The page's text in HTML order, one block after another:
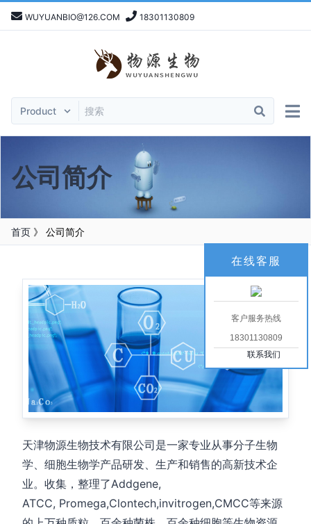
WUYUANBIO@126.COM 18301130809
公司简介
首页 》 公司简介
天津物源生物技术有限公司是一家专业从事分子生物
学、细胞生物学产品研发、生产和销售的高新技术企
业。收集，整理了Addgene,
ATCC, Promega,Clontech,invitrogen,CMCC等来源
在线客服
客户服务热线
18301130809
联系我们